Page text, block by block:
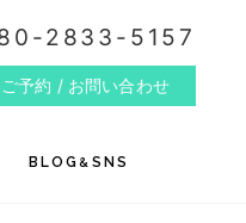
2833-5157
ご予約 / お問い合わせ
BLOG & SNS